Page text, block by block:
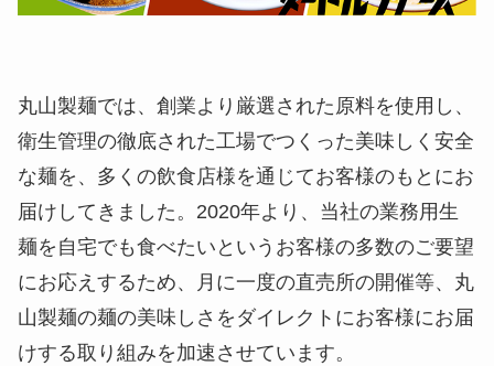
丸山製麺では、創業より厳選された原料を使用し、
衛生管理の徹底された工場でつくった美味しく安全
な麺を、多くの飲食店様を通じてお客様のもとにお
届けしてきました。2020年より、当社の業務用生
麺を自宅でも食べたいというお客様の多数のご要望
にお応えするため、月に一度の直売所の開催等、丸
山製麺の麺の美味しさをダイレクトにお客様にお届
けする取り組みを加速させています。